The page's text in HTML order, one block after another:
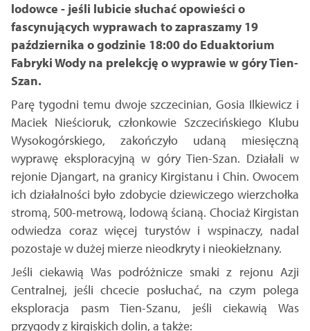
lodowce - jeśli lubicie słuchać opowieści o
fascynujących wyprawach to zapraszamy 19
października o godzinie 18:00 do Eduaktorium
Fabryki Wody na prelekcję o wyprawie w góry Tien-
Szan.
Parę tygodni temu dwoje szczecinian, Gosia Ilkiewicz i
Maciek Nieścioruk, członkowie Szczecińskiego Klubu
Wysokogórskiego, zakończyło udaną miesięczną
wyprawę eksploracyjną w góry Tien-Szan. Działali w
rejonie Djangart, na granicy Kirgistanu i Chin. Owocem
ich działalności było zdobycie dziewiczego wierzchołka
stromą, 500-metrową, lodową ścianą. Chociaż Kirgistan
odwiedza coraz więcej turystów i wspinaczy, nadal
pozostaje w dużej mierze nieodkryty i nieokiełznany.
Jeśli ciekawią Was podróżnicze smaki z rejonu Azji
Centralnej, jeśli chcecie posłuchać, na czym polega
eksploracja pasm Tien-Szanu, jeśli ciekawią Was
przygody z kirgiskich dolin, a także: